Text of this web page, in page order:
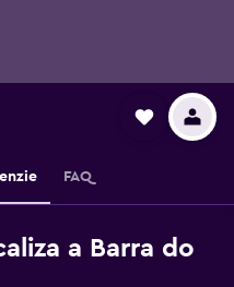
FAQ
a Barra do